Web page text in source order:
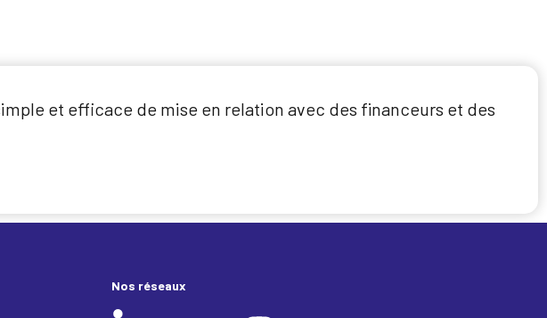
et efficace de mise en relation avec des financeurs et des
Nos réseaux